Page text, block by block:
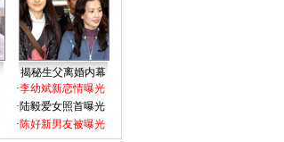
揭秘生父离婚内幕
·李幼斌新恋情曝光
·陆毅爱女照首曝光
·陈好新男友被曝光